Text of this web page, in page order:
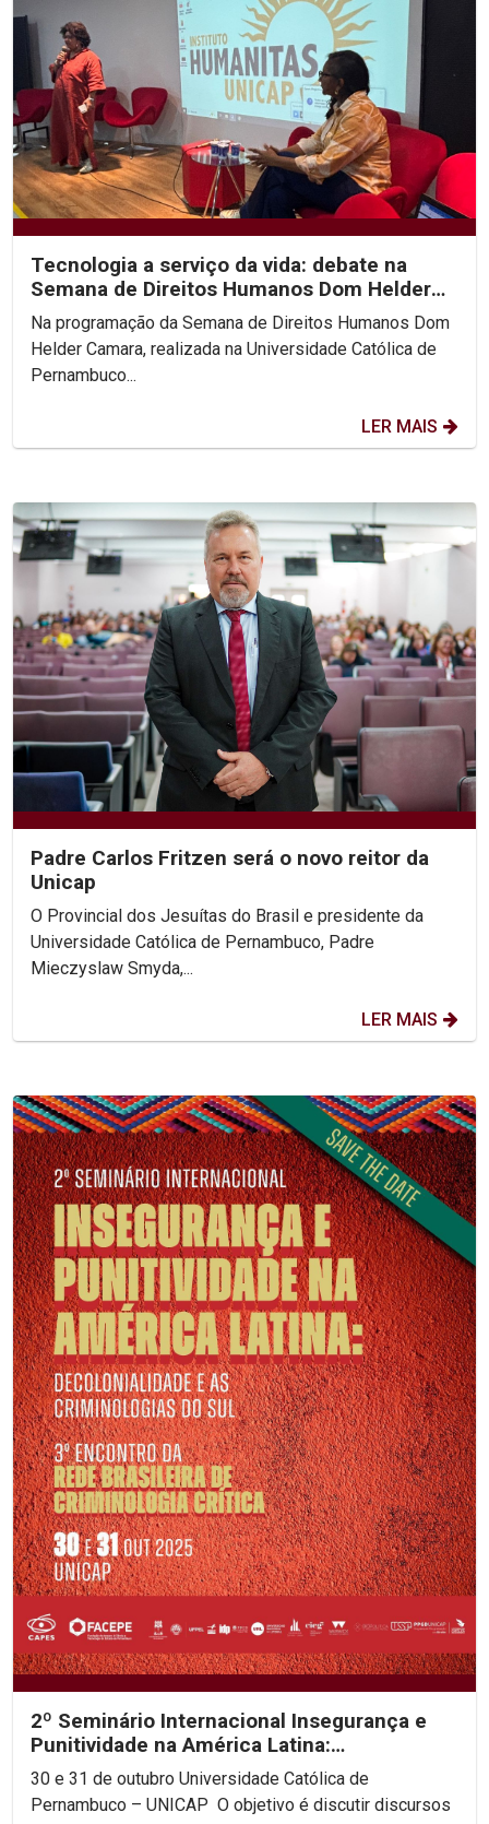
Tecnologia a serviço da vida: debate na
Semana de Direitos Humanos Dom Helder
Camara na Unicap...
Na programação da Semana de Direitos Humanos Dom
Helder Camara, realizada na Universidade Católica de
Pernambuco...
LER MAIS
Padre Carlos Fritzen será o novo reitor da
Unicap
O Provincial dos Jesuítas do Brasil e presidente da
Universidade Católica de Pernambuco, Padre
Mieczyslaw Smyda,...
LER MAIS
2º Seminário Internacional Insegurança e
Punitividade na América Latina:
decolonialidade e as...
30 e 31 de outubro Universidade Católica de
Pernambuco – UNICAP O objetivo é discutir discursos